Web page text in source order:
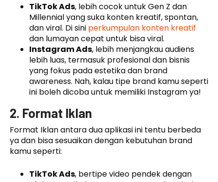
TikTok Ads, lebih cocok untuk Gen Z dan
Millennial yang suka konten kreatif, spontan,
dan viral. Di sini perkumpulan konten kreatif
dan lumayan cepat untuk bisa viral.
Instagram Ads, lebih menjangkau audiens
lebih luas, termasuk profesional dan bisnis
yang fokus pada estetika dan brand
awareness. Nah, kalau tipe brand kamu seperti
ini boleh dicoba untuk memiliki Instagram ya!
2. Format Iklan
Format Iklan antara dua aplikasi ini tentu berbeda
ya dan bisa sesuaikan dengan kebutuhan brand
kamu seperti:
TikTok Ads, bertipe video pendek dengan